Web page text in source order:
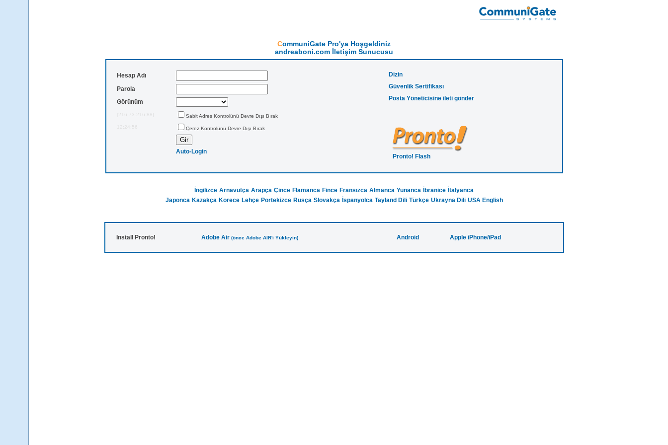
CommuniGate Pro'ya Hoşgeldiniz
andreaboni.com İletişim Sunucusu
Hesap Adı
Parola
Görünüm
[216.73.216.88]
Sabit Adres Kontrolünü Devre Dışı Bırak
12:24:56
Çerez Kontrolünü Devre Dışı Bırak
Auto-Login
Dizin
Güvenlik Sertifikası
Posta Yöneticisine ileti gönder
Pronto! Flash
İngilizce Arnavutça Arapça Çince Flamanca Fince Fransızca Almanca Yunanca İbranice İtalyanca
Japonca Kazakça Korece Lehçe Portekizce Rusça Slovakça İspanyolca Tayland Dili Türkçe Ukrayna Dili USA English
Install Pronto! Adobe Air (önce Adobe AIR'i Yükleyin) Android Apple iPhone/iPad